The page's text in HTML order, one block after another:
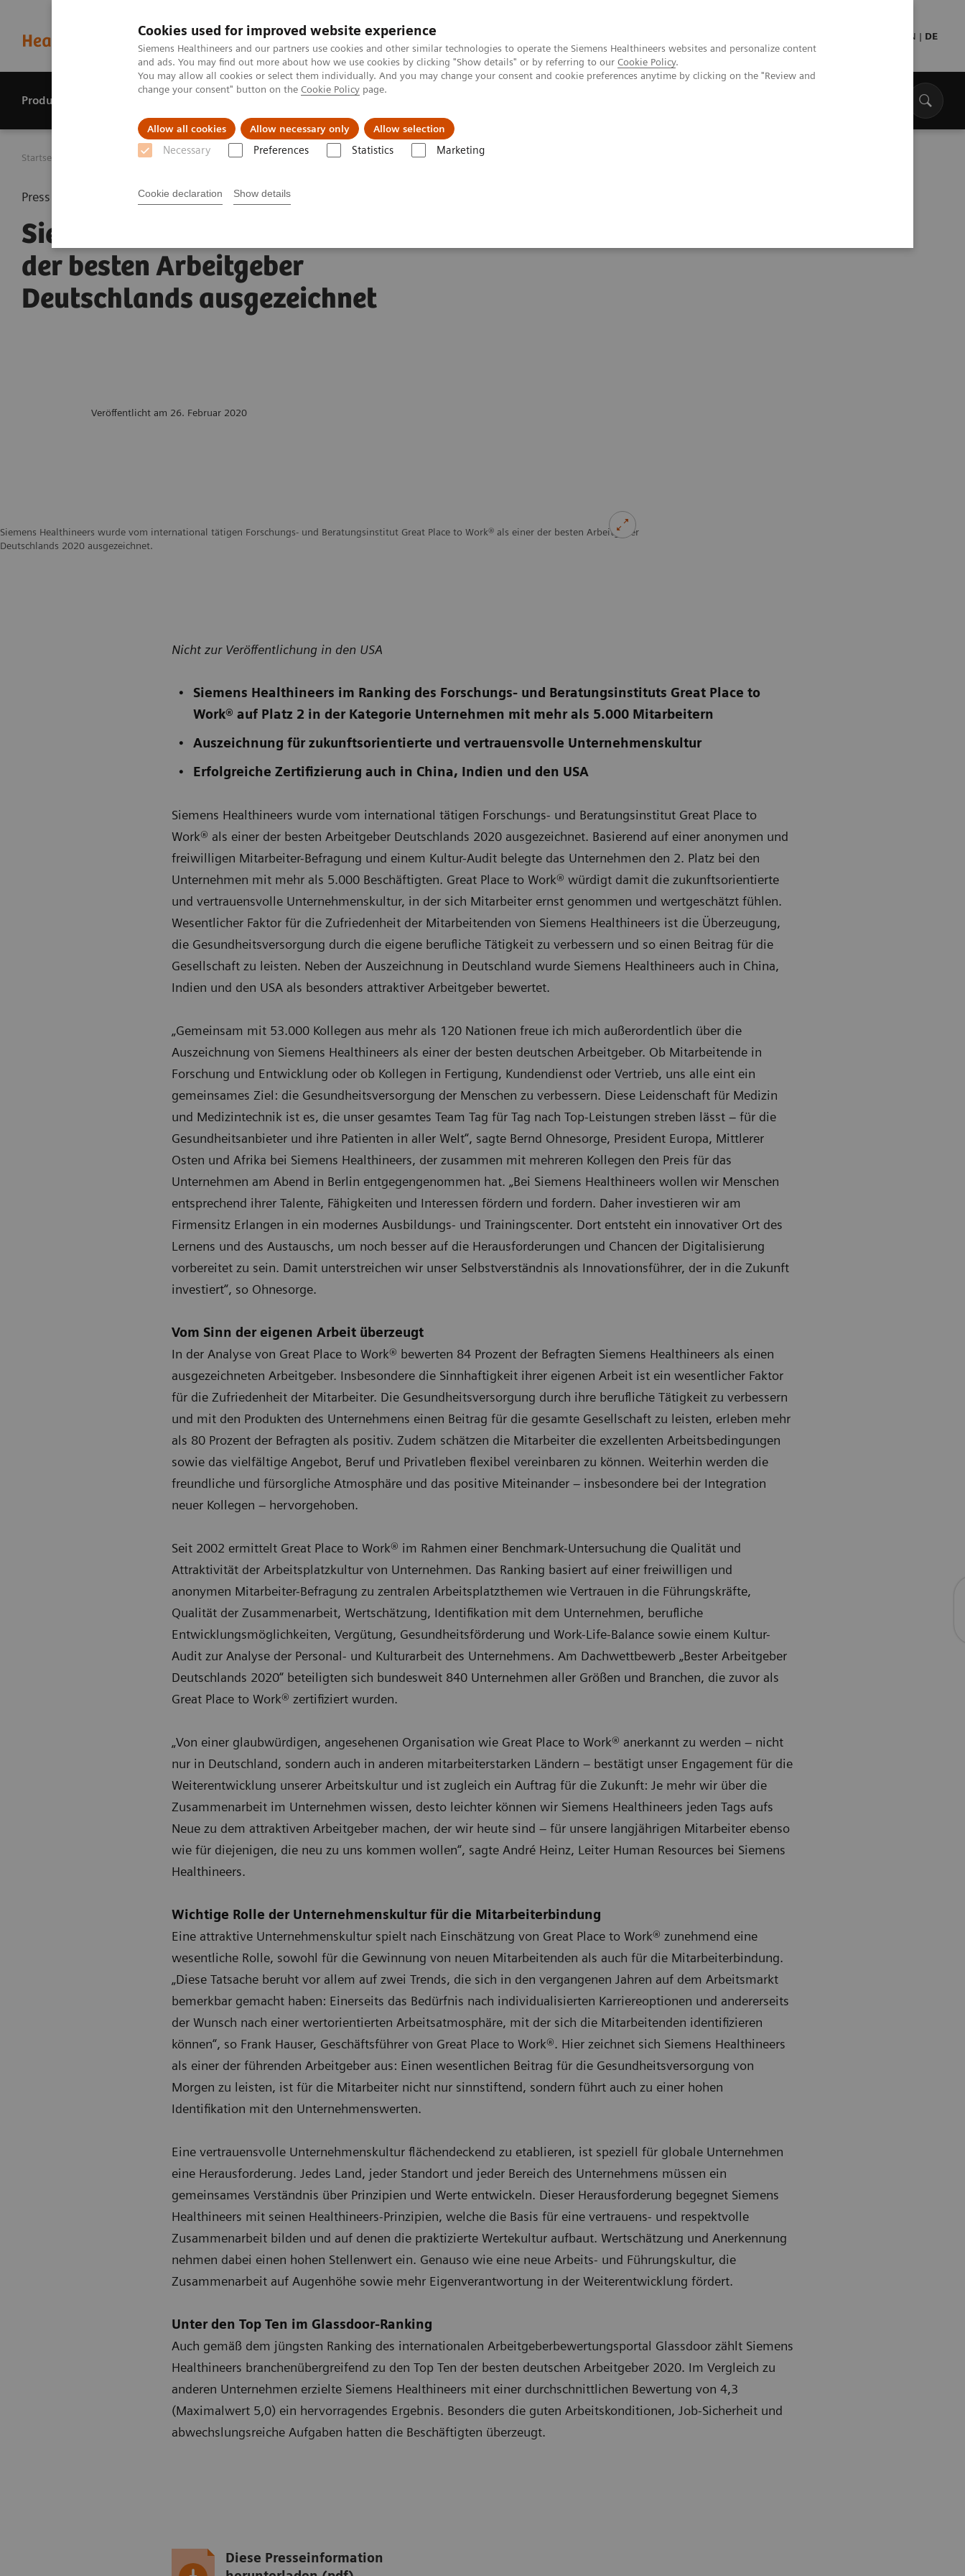
Cookies used for improved website experience
Siemens Healthineers and our partners use cookies and other similar technologies to operate the Siemens Healthineers websites and personalize content
and ads. You may find out more about how we use cookies by clicking "Show details" or by referring to our Cookie Policy.
You may allow all cookies or select them individually. And you may change your consent and cookie preferences anytime by clicking on the "Review and
change your consent" button on the Cookie Policy page.
Allow all cookies Allow necessary only Allow selection
Necessary Preferences Statistics Marketing
Cookie declaration Show details
EN | DE
Produkte & Services
Startseite Presse Center Presseinformationen Siemens Healthineers als einer der besten Arbeitgeber Deutschlands ausgezeichnet
Press release
Siemens Healthineers als einer
der besten Arbeitgeber
Deutschlands ausgezeichnet
Veröffentlicht am 26. Februar 2020
Siemens Healthineers wurde vom international tätigen Forschungs- und Beratungsinstitut Great Place to Work® als einer der besten Arbeitgeber
Deutschlands 2020 ausgezeichnet.
Nicht zur Veröffentlichung in den USA
Siemens Healthineers im Ranking des Forschungs- und Beratungsinstituts Great Place to
Work® auf Platz 2 in der Kategorie Unternehmen mit mehr als 5.000 Mitarbeitern
Auszeichnung für zukunftsorientierte und vertrauensvolle Unternehmenskultur
Erfolgreiche Zertifizierung auch in China, Indien und den USA
Siemens Healthineers wurde vom international tätigen Forschungs- und Beratungsinstitut Great Place to
Work® als einer der besten Arbeitgeber Deutschlands 2020 ausgezeichnet. Basierend auf einer anonymen und
freiwilligen Mitarbeiter-Befragung und einem Kultur-Audit belegte das Unternehmen den 2. Platz bei den
Unternehmen mit mehr als 5.000 Beschäftigten. Great Place to Work® würdigt damit die zukunftsorientierte
und vertrauensvolle Unternehmenskultur, in der sich Mitarbeiter ernst genommen und wertgeschätzt fühlen.
Wesentlicher Faktor für die Zufriedenheit der Mitarbeitenden von Siemens Healthineers ist die Überzeugung,
die Gesundheitsversorgung durch die eigene berufliche Tätigkeit zu verbessern und so einen Beitrag für die
Gesellschaft zu leisten. Neben der Auszeichnung in Deutschland wurde Siemens Healthineers auch in China,
Indien und den USA als besonders attraktiver Arbeitgeber bewertet.
„Gemeinsam mit 53.000 Kollegen aus mehr als 120 Nationen freue ich mich außerordentlich über die
Auszeichnung von Siemens Healthineers als einer der besten deutschen Arbeitgeber. Ob Mitarbeitende in
Forschung und Entwicklung oder ob Kollegen in Fertigung, Kundendienst oder Vertrieb, uns alle eint ein
gemeinsames Ziel: die Gesundheitsversorgung der Menschen zu verbessern. Diese Leidenschaft für Medizin
und Medizintechnik ist es, die unser gesamtes Team Tag für Tag nach Top-Leistungen streben lässt – für die
Gesundheitsanbieter und ihre Patienten in aller Welt“, sagte Bernd Ohnesorge, President Europa, Mittlerer
Osten und Afrika bei Siemens Healthineers, der zusammen mit mehreren Kollegen den Preis für das
Unternehmen am Abend in Berlin entgegengenommen hat. „Bei Siemens Healthineers wollen wir Menschen
entsprechend ihrer Talente, Fähigkeiten und Interessen fördern und fordern. Daher investieren wir am
Firmensitz Erlangen in ein modernes Ausbildungs- und Trainingscenter. Dort entsteht ein innovativer Ort des
Lernens und des Austauschs, um noch besser auf die Herausforderungen und Chancen der Digitalisierung
vorbereitet zu sein. Damit unterstreichen wir unser Selbstverständnis als Innovationsführer, der in die Zukunft
investiert“, so Ohnesorge.
Vom Sinn der eigenen Arbeit überzeugt
In der Analyse von Great Place to Work® bewerten 84 Prozent der Befragten Siemens Healthineers als einen
ausgezeichneten Arbeitgeber. Insbesondere die Sinnhaftigkeit ihrer eigenen Arbeit ist ein wesentlicher Faktor
für die Zufriedenheit der Mitarbeiter. Die Gesundheitsversorgung durch ihre berufliche Tätigkeit zu verbessern
und mit den Produkten des Unternehmens einen Beitrag für die gesamte Gesellschaft zu leisten, erleben mehr
als 80 Prozent der Befragten als positiv. Zudem schätzen die Mitarbeiter die exzellenten Arbeitsbedingungen
sowie das vielfältige Angebot, Beruf und Privatleben flexibel vereinbaren zu können. Weiterhin werden die
freundliche und fürsorgliche Atmosphäre und das positive Miteinander – insbesondere bei der Integration
neuer Kollegen – hervorgehoben.
Seit 2002 ermittelt Great Place to Work® im Rahmen einer Benchmark-Untersuchung die Qualität und
Attraktivität der Arbeitsplatzkultur von Unternehmen. Das Ranking basiert auf einer freiwilligen und
anonymen Mitarbeiter-Befragung zu zentralen Arbeitsplatzthemen wie Vertrauen in die Führungskräfte,
Qualität der Zusammenarbeit, Wertschätzung, Identifikation mit dem Unternehmen, berufliche
Entwicklungsmöglichkeiten, Vergütung, Gesundheitsförderung und Work-Life-Balance sowie einem Kultur-
Audit zur Analyse der Personal- und Kulturarbeit des Unternehmens. Am Dachwettbewerb „Bester Arbeitgeber
Deutschlands 2020“ beteiligten sich bundesweit 840 Unternehmen aller Größen und Branchen, die zuvor als
Great Place to Work® zertifiziert wurden.
„Von einer glaubwürdigen, angesehenen Organisation wie Great Place to Work® anerkannt zu werden – nicht
nur in Deutschland, sondern auch in anderen mitarbeiterstarken Ländern – bestätigt unser Engagement für die
Weiterentwicklung unserer Arbeitskultur und ist zugleich ein Auftrag für die Zukunft: Je mehr wir über die
Zusammenarbeit im Unternehmen wissen, desto leichter können wir Siemens Healthineers jeden Tags aufs
Neue zu dem attraktiven Arbeitgeber machen, der wir heute sind – für unsere langjährigen Mitarbeiter ebenso
wie für diejenigen, die neu zu uns kommen wollen“, sagte André Heinz, Leiter Human Resources bei Siemens
Healthineers.
Wichtige Rolle der Unternehmenskultur für die Mitarbeiterbindung
Eine attraktive Unternehmenskultur spielt nach Einschätzung von Great Place to Work® zunehmend eine
wesentliche Rolle, sowohl für die Gewinnung von neuen Mitarbeitenden als auch für die Mitarbeiterbindung.
„Diese Tatsache beruht vor allem auf zwei Trends, die sich in den vergangenen Jahren auf dem Arbeitsmarkt
bemerkbar gemacht haben: Einerseits das Bedürfnis nach individualisierten Karriereoptionen und andererseits
der Wunsch nach einer wertorientierten Arbeitsatmosphäre, mit der sich die Mitarbeitenden identifizieren
können“, so Frank Hauser, Geschäftsführer von Great Place to Work®. Hier zeichnet sich Siemens Healthineers
als einer der führenden Arbeitgeber aus: Einen wesentlichen Beitrag für die Gesundheitsversorgung von
Morgen zu leisten, ist für die Mitarbeiter nicht nur sinnstiftend, sondern führt auch zu einer hohen
Identifikation mit den Unternehmenswerten.
Eine vertrauensvolle Unternehmenskultur flächendeckend zu etablieren, ist speziell für globale Unternehmen
eine Herausforderung. Jedes Land, jeder Standort und jeder Bereich des Unternehmens müssen ein
gemeinsames Verständnis über Prinzipien und Werte entwickeln. Dieser Herausforderung begegnet Siemens
Healthineers mit seinen Healthineers-Prinzipien, welche die Basis für eine vertrauens- und respektvolle
Zusammenarbeit bilden und auf denen die praktizierte Wertekultur aufbaut. Wertschätzung und Anerkennung
nehmen dabei einen hohen Stellenwert ein. Genauso wie eine neue Arbeits- und Führungskultur, die
Zusammenarbeit auf Augenhöhe sowie mehr Eigenverantwortung in der Weiterentwicklung fördert.
Unter den Top Ten im Glassdoor-Ranking
Auch gemäß dem jüngsten Ranking des internationalen Arbeitgeberbewertungsportal Glassdoor zählt Siemens
Healthineers branchenübergreifend zu den Top Ten der besten deutschen Arbeitgeber 2020. Im Vergleich zu
anderen Unternehmen erzielte Siemens Healthineers mit einer durchschnittlichen Bewertung von 4,3
(Maximalwert 5,0) ein hervorragendes Ergebnis. Besonders die guten Arbeitskonditionen, Job-Sicherheit und
abwechslungsreiche Aufgaben hatten die Beschäftigten überzeugt.
Diese Presseinformation